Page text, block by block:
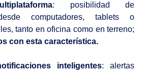
: posibilidad de
computadores, tablets o
tanto en oficina como en terreno;
con esta característica.
inteligentes: alertas